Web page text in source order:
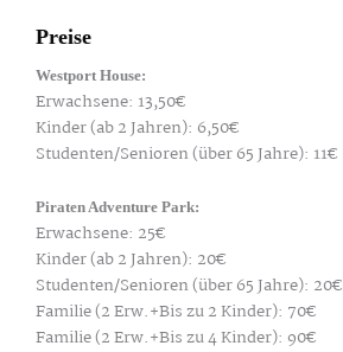
Preise
Westport House:
Erwachsene: 13,50€
Kinder (ab 2 Jahren): 6,50€
Studenten/Senioren (über 65 Jahre): 11€
Piraten Adventure Park:
Erwachsene: 25€
Kinder (ab 2 Jahren): 20€
Studenten/Senioren (über 65 Jahre): 20€
Familie (2 Erw.+Bis zu 2 Kinder): 70€
Familie (2 Erw.+Bis zu 4 Kinder): 90€